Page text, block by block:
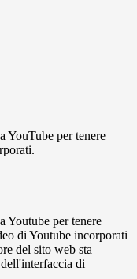
YouTube per tenere
Youtube per tenere
di Youtube incorporati
del sito web sta
di